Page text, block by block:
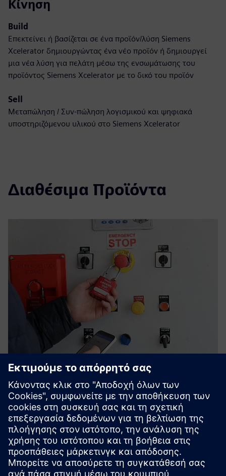
Κίνηση
Build
Επεκτείνει ή βασίζεται σε ένα προϊόν/λύση Siemens
Xcelerator δημιουργώντας ένα νέο προϊόν ή δημιουργεί
μια νέα λύση για πελάτη μέσω της ενσωμάτωσης του
προϊόντος Siemens Xcelerator με το δικό του προϊόν
Sell
Μεταπώληση / Συν-πώληση λογισμικού και ψηφιακά
υποστηριζόμενου υλικού στο Siemens Xcelerator
Διαθέσιμα Προϊόντα
Nyckel Digital LOTO
Αντικαταστήστε τις άδειες χαρτιού και το χάος του
λουκέτου με το Nyckel by Smartlox — ψηφιακό
lockout/tagout με διαχείριση cloud που σας παρέχει
ορατότητα σε πραγματικό χρόνο, ίχνη ελέγχου που είναι
ασφαλή για παραβίαση και φυσική...